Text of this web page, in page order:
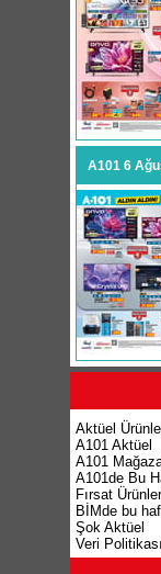
A101 6
Aktüel
A101 Aktüel
A101
A101de Bu
Fırsat
BİMde bu
Şok Aktüel
Veri